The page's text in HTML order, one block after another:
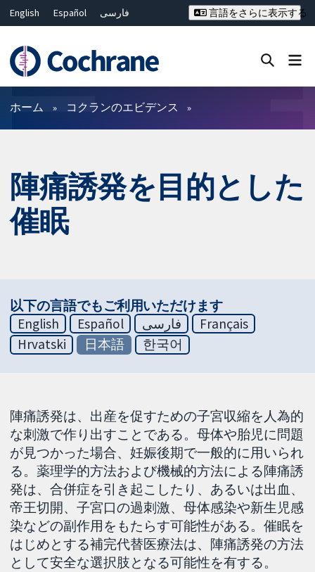
English Español
فارسی
Deutsch
Bahasa Malaysia
ไทย
繁體中文
简体中文
言語をさらに表示する
フィルター
ホーム コクランのエビデンス
陣痛誘発を目的とした
催眠
以下の言語でもご利用いただけます
English
Español فارسی
Français
Hrvatski
日本語 한국어
陣痛誘発は、出産を促すための子宮収縮を人為的
な刺激で作り出すことである。母体や胎児に問題
が見つかった場合、妊娠後期で一般的に用いられ
る。薬理学的方法および機械的方法による陣痛誘
発は、合併症を引き起こしたり、あるいは出血、
帝王切開、子宮口の過刺激、母体感染や新生児感
染などの副作用をもたらす可能性がある。催眠を
はじめとする補完代替医療法は、陣痛誘発の方法
として安全な選択肢となる可能性を有する。